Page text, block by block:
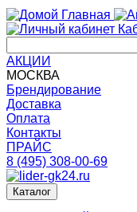
Главная
АКЦИИ
МОСКВА
Брендирование
Доставка
Оплата
Контакты
ПРАЙС
8 (495) 308-00-69
Каталог